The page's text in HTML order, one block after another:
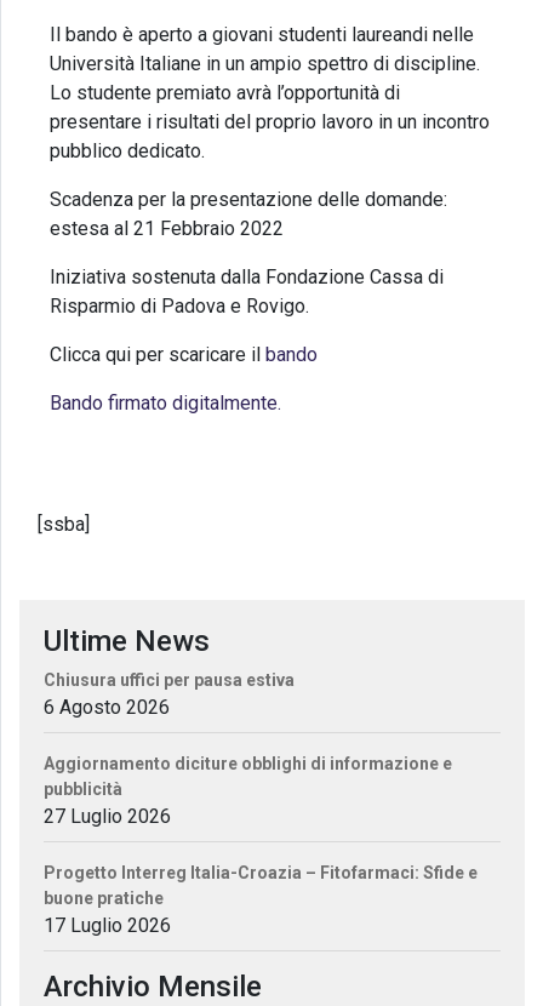
Il bando è aperto a giovani studenti laureandi nelle
Università Italiane in un ampio spettro di discipline.
Lo studente premiato avrà l’opportunità di
presentare i risultati del proprio lavoro in un incontro
pubblico dedicato.
Scadenza per la presentazione delle domande:
estesa al 21 Febbraio 2022
Iniziativa sostenuta dalla Fondazione Cassa di
Risparmio di Padova e Rovigo.
Clicca qui per scaricare il bando
Bando firmato digitalmente.
[ssba]
Ultime News
Chiusura uffici per pausa estiva
6 Agosto 2026
Aggiornamento diciture obblighi di informazione e
pubblicità
27 Luglio 2026
Progetto Interreg Italia-Croazia – Fitofarmaci: Sfide e
buone pratiche
17 Luglio 2026
Archivio Mensile